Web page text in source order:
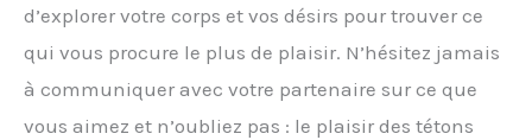
d’explorer votre corps et vos désirs pour trouver ce
qui vous procure le plus de plaisir. N’hésitez jamais
à communiquer avec votre partenaire sur ce que
vous aimez et n’oubliez pas : le plaisir des tétons